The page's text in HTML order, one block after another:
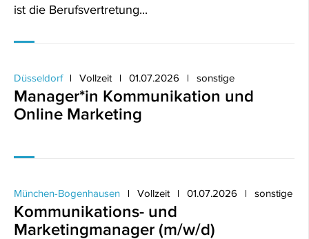
ist die Berufsvertretung...
Düsseldorf Vollzeit 01.07.2026 sonstige
Manager*in Kommunikation und
Online Marketing
München-Bogenhausen Vollzeit 01.07.2026 sonstige
Kommunikations- und
Marketingmanager (m/w/d)